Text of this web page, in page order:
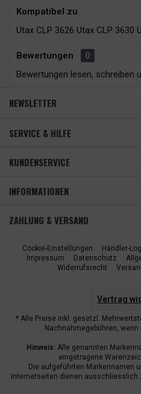
Kompatibel zu
Utax CLP 3626 Utax CLP 3630
Bewertungen
0
Bewertungen lesen, schreiben
NEWSLETTER
SERVICE & HILFE
KUNDENSERVICE
INFORMATIONEN
ZAHLUNG & VERSAND
Cookie-Einstellungen Händler-
Impressum
Datenschutz
Widerrufsrecht
Vertrag
* Alle Preise inkl. gesetzl.
Nachnahmegebühren,
Hinweis: Alle genannten
eingetragene
Die aufgeführten Markennamen
Internetseiten dienen ausschliesslich